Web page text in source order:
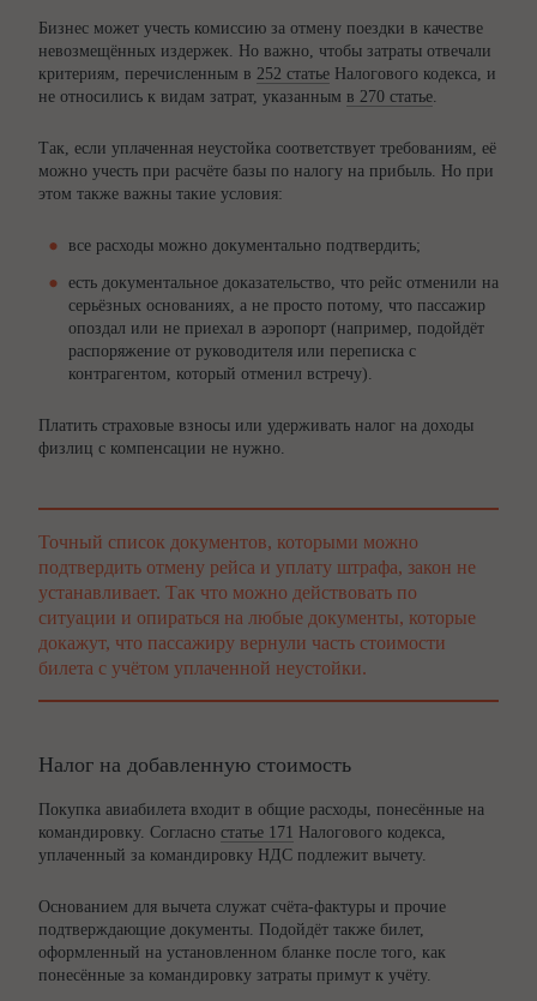
Бизнес может учесть комиссию за отмену поездки в качестве
невозмещённых издержек. Но важно, чтобы затраты отвечали
критериям, перечисленным в 252 статье Налогового кодекса, и
не относились к видам затрат, указанным в 270 статье.
Так, если уплаченная неустойка соответствует требованиям, её
можно учесть при расчёте базы по налогу на прибыль. Но при
этом также важны такие условия:
все расходы можно документально подтвердить;
есть документальное доказательство, что рейс отменили на
серьёзных основаниях, а не просто потому, что пассажир
опоздал или не приехал в аэропорт (например, подойдёт
распоряжение от руководителя или переписка с
контрагентом, который отменил встречу).
Платить страховые взносы или удерживать налог на доходы
физлиц с компенсации не нужно.
Точный список документов, которыми можно
подтвердить отмену рейса и уплату штрафа, закон не
устанавливает. Так что можно действовать по
ситуации и опираться на любые документы, которые
докажут, что пассажиру вернули часть стоимости
билета с учётом уплаченной неустойки.
Налог на добавленную стоимость
Покупка авиабилета входит в общие расходы, понесённые на
командировку. Согласно статье 171 Налогового кодекса,
уплаченный за командировку НДС подлежит вычету.
Основанием для вычета служат счёта-фактуры и прочие
подтверждающие документы. Подойдёт также билет,
оформленный на установленном бланке после того, как
понесённые за командировку затраты примут к учёту.